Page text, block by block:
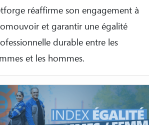
réaffirme son engagement à
et garantir une égalité
durable entre les
et les hommes.